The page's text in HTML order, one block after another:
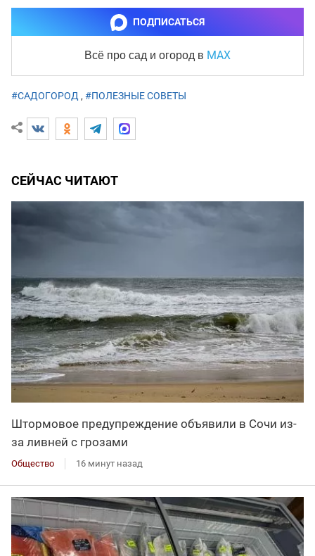
ПОДПИСАТЬСЯ
Всё про сад и огород в MAX
#САДОГОРОД , #ПОЛЕЗНЫЕ СОВЕТЫ
СЕЙЧАС ЧИТАЮТ
Штормовое предупреждение объявили в Сочи из-
за ливней с грозами
Общество 16 минут назад